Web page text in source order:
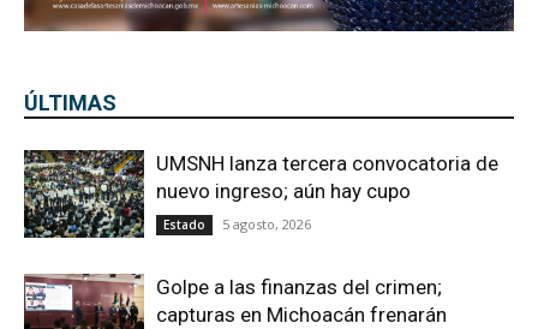
ÚLTIMAS
UMSNH lanza tercera convocatoria de
nuevo ingreso; aún hay cupo
Estado 5 agosto, 2026
Golpe a las finanzas del crimen;
capturas en Michoacán frenarán